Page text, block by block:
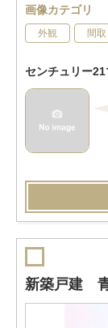
画像カテゴリ
外観 間取
センチュリー
新築戸建